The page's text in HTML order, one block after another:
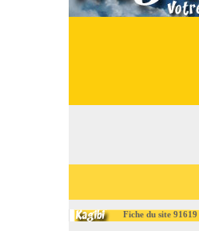
Fiche du site 91619